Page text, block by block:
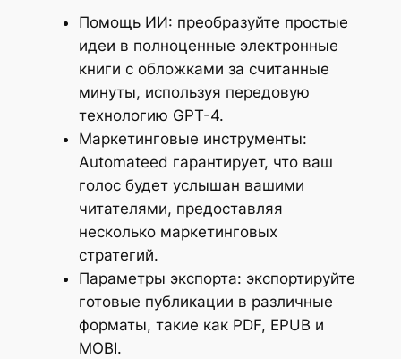
Помощь ИИ: преобразуйте простые
идеи в полноценные электронные
книги с обложками за считанные
минуты, используя передовую
технологию GPT-4.
Маркетинговые инструменты:
Automateed гарантирует, что ваш
голос будет услышан вашими
читателями, предоставляя
несколько маркетинговых
стратегий.
Параметры экспорта: экспортируйте
готовые публикации в различные
форматы, такие как PDF, EPUB и
MOBI.